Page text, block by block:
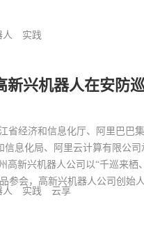
人 实践
兴机器人在安防
省经济和信息化厅、阿里巴巴
息化局、阿里云计算有限公司
高新兴机器人公司以“千巡来栖
参会，高新兴机器人公司创始
人 实践 云享